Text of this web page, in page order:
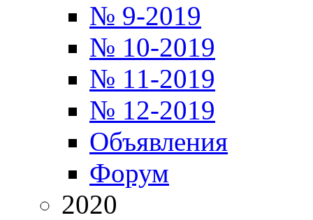
№ 9-2019
№ 10-2019
№ 11-2019
№ 12-2019
Объявления
Форум
2020